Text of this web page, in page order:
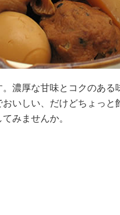
濃厚な甘味とコクのある
いしい、だけどちょっと
みませんか。